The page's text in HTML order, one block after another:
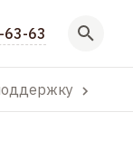
63-63